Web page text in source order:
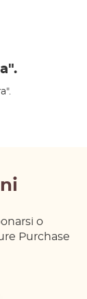
o
Purchase